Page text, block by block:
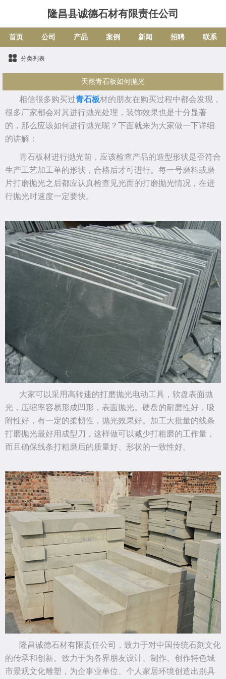
隆昌县诚德石材有限责任公司
首页 公司 产品 案例 新闻 招聘 联系
分类列表
天然青石板如何抛光
相信很多购买过青石板材的朋友在购买过程中都会发现，
很多厂家都会对其进行抛光处理，装饰效果也是十分显著
的，那么应该如何进行抛光呢？下面就来为大家做一下详细
的讲解：
青石板材进行抛光前，应该检查产品的造型形状是否符合
生产工艺加工单的形状，合格后才可进行。每一号磨料或磨
片打磨抛光之后都应认真检查见光面的打磨抛光情况，在进
行抛光时速度一定要快。
大家可以采用高转速的打磨抛光电动工具，软盘表面抛
光，压缩率容易形成凹形，表面抛光。硬盘的耐磨性好，吸
附性好，有一定的柔韧性，抛光效果好。加工大批量的线条
打磨抛光最好用成型刀，这样做可以减少打粗磨的工作量，
而且确保线条打粗磨后的质量好、形状的一致性好。
隆昌诚德石材有限责任公司，致力于对中国传统石刻文化
的传承和创新。致力于为各界朋友设计、制作、创作特色城
市景观文化雕塑，为企事业单位、个人家居环境创造出别具